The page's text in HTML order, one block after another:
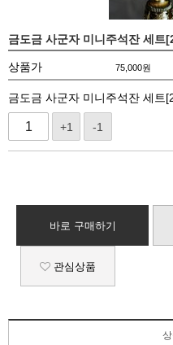
금도금 사군자 미니주석잔 세트
상품가 75,000원
금도금 사군자 미니주석잔 세트
+1 -1
바로 구매하기
관심상품